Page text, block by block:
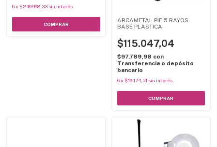
6x $249.998,33 sin interés
ARCAMETAL PIE 5 RAYOS
BASE PLASTICA
$115.047,04
$97.789,98 con
Transferencia o depósito
bancario
6 x $19.174,51 sin interés